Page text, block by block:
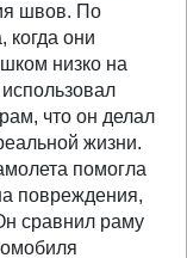
швов. По
они
низко на
что он делал
жизни.
помогла
повреждения,
сравнил раму